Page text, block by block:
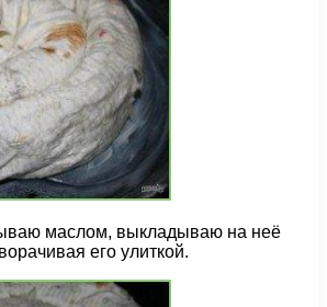
маслом, выкладываю на неё
его улиткой.